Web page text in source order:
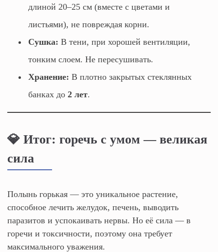
длиной 20–25 см (вместе с цветами и
листьями), не повреждая корни.
Сушка: В тени, при хорошей вентиляции,
тонким слоем. Не пересушивать.
Хранение: В плотно закрытых стеклянных
банках до 2 лет.
💎 Итог: горечь с умом — великая
сила
Полынь горькая — это уникальное растение,
способное лечить желудок, печень, выводить
паразитов и успокаивать нервы. Но её сила — в
горечи и токсичности, поэтому она требует
максимального уважения.